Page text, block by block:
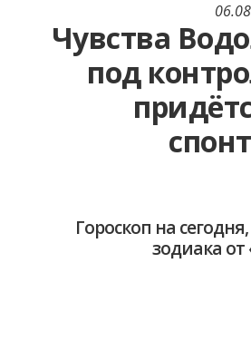
Чувства
под
Гороскоп на
зодиака